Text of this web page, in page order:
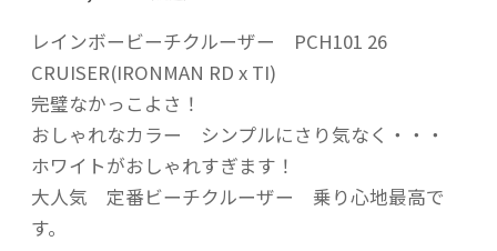
レインボービーチクルーザー PCH101 26
CRUISER(IRONMAN RD x TI)
完璧なかっこよさ！
おしゃれなカラー シンプルにさり気なく・・・
ホワイトがおしゃれすぎます！
大人気 定番ビーチクルーザー 乗り心地最高で
す。